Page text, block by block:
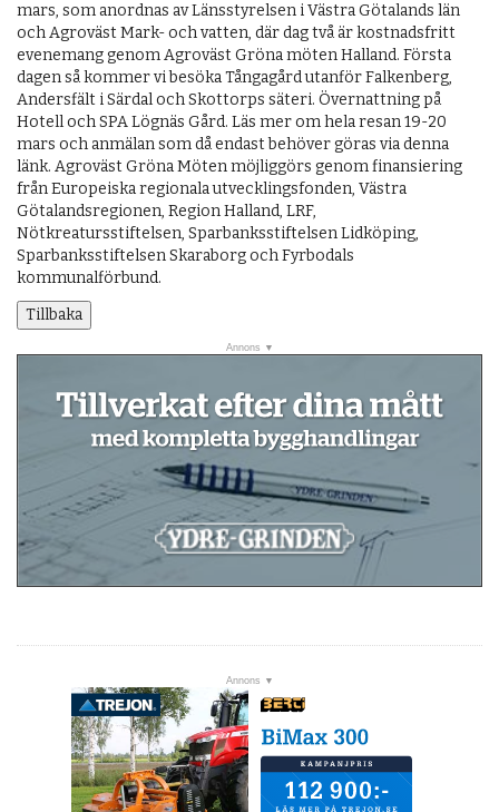
mars, som anordnas av Länsstyrelsen i Västra Götalands län
och Agroväst Mark- och vatten, där dag två är kostnadsfritt
evenemang genom Agroväst Gröna möten Halland. Första
dagen så kommer vi besöka Tångagård utanför Falkenberg,
Andersfält i Särdal och Skottorps säteri. Övernattning på
Hotell och SPA Lögnäs Gård. Läs mer om hela resan 19-20
mars och anmälan som då endast behöver göras via denna
länk. Agroväst Gröna Möten möjliggörs genom finansiering
från Europeiska regionala utvecklingsfonden, Västra
Götalandsregionen, Region Halland, LRF,
Nötkreatursstiftelsen, Sparbanksstiftelsen Lidköping,
Sparbanksstiftelsen Skaraborg och Fyrbodals
kommunalförbund.
Tillbaka